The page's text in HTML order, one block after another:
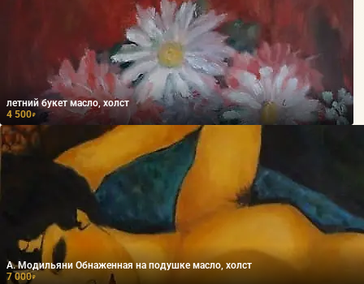
летний букет масло, холст
4 500₽
А. Модильяни Обнаженная на подушке масло, холст
7 000₽